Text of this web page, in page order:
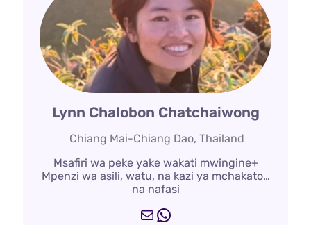
Lynn Chalobon Chatchaiwong
Chiang Mai-Chiang Dao, Thailand
Msafiri wa peke yake wakati mwingine+
Mpenzi wa asili, watu, na kazi ya mchakato…
na nafasi
BaruaWhatsApp